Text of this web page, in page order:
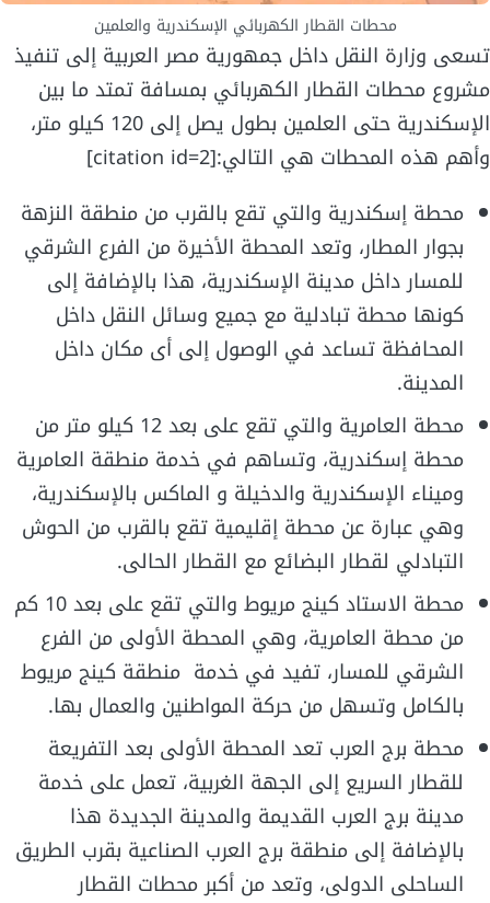
محطات القطار الكهربائي الإسكندرية والعلمين
تسعى وزارة النقل داخل جمهورية مصر العربية إلى تنفيذ
مشروع محطات القطار الكهربائي بمسافة تمتد ما بين
الإسكندرية حتى العلمين بطول يصل إلى 120 كيلو متر،
وأهم هذه المحطات هي التالي:[citation id=2]
محطة إسكندرية والتي تقع بالقرب من منطقة النزهة
بجوار المطار، وتعد المحطة الأخيرة من الفرع الشرقي
للمسار داخل مدينة الإسكندرية، هذا بالإضافة إلى
كونها محطة تبادلية مع جميع وسائل النقل داخل
المحافظة تساعد في الوصول إلى أى مكان داخل
المدينة.
محطة العامرية والتي تقع على بعد 12 كيلو متر من
محطة إسكندرية، وتساهم في خدمة منطقة العامرية
وميناء الإسكندرية والدخيلة و الماكس بالإسكندرية،
وهي عبارة عن محطة إقليمية تقع بالقرب من الحوش
التبادلي لقطار البضائع مع القطار الحالى.
محطة الاستاد كينج مريوط والتي تقع على بعد 10 كم
من محطة العامرية، وهي المحطة الأولى من الفرع
الشرقي للمسار، تفيد في خدمة منطقة كينج مريوط
بالكامل وتسهل من حركة المواطنين والعمال بها.
محطة برج العرب تعد المحطة الأولى بعد التفريعة
للقطار السريع إلى الجهة الغربية، تعمل على خدمة
مدينة برج العرب القديمة والمدينة الجديدة هذا
بالإضافة إلى منطقة برج العرب الصناعية بقرب الطريق
الساحلى الدولى، وتعد من أكبر محطات القطار